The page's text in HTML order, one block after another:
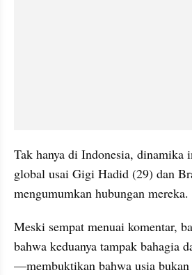
Tak hanya di Indonesia, dinamika
global usai Gigi Hadid (29) dan
mengumumkan hubungan mereka.
Meski sempat menuai komentar,
bahwa keduanya tampak bahagia
—membuktikan bahwa usia bukan